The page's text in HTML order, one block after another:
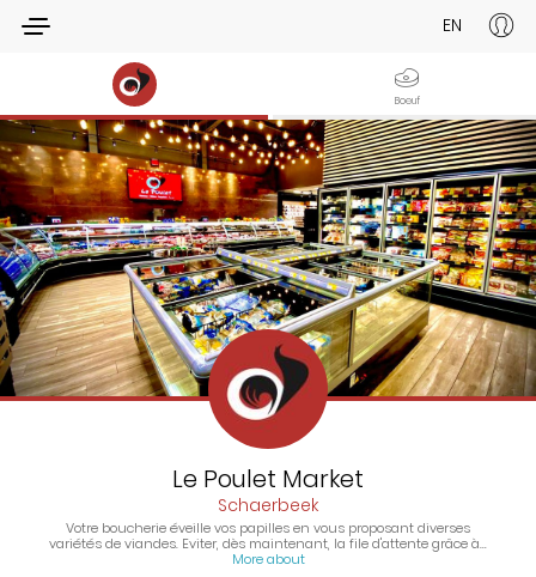
EN
Boeuf
Le Poulet Market
Schaerbeek
Votre boucherie éveille vos papilles en vous proposant diverses
variétés de viandes. Eviter, dès maintenant, la file d'attente grâce à…
More about